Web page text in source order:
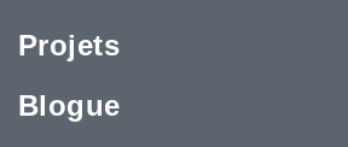
Projets
Blogue